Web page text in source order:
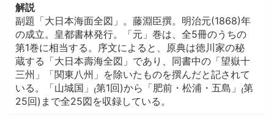
解説
副題「大日本海面全図」。藤淵臣撰。明治元(1868)年
の成立。皇都書林発行。「元」巻は、全5冊のうちの
第1巻に相当する。序文によると、原典は徳川家の秘
蔵する「大日本壽海全図」であり、同書中の「望嶽十
三州」「関東八州」を除いたものを撰んだと記されて
いる。「山城国」₍第1回)から「肥前・松浦・五島」₍第
25回)まで全25図を収録している。